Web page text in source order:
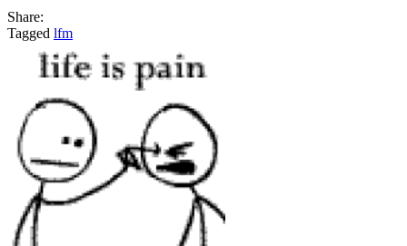
Share:
Tagged lfm